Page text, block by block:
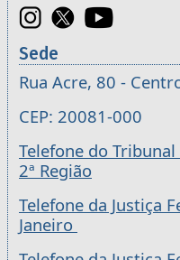
Sede
Rua Acre, 80 -
CEP: 20081-000
Telefone do
2ª Região
Telefone da Justiça
Janeiro